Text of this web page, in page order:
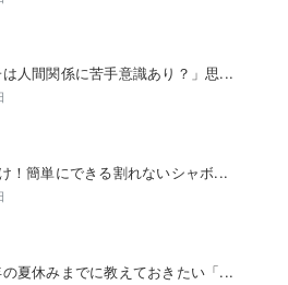
は人間関係に苦手意識あり？」思...
！簡単にできる割れないシャボ...
夏休みまでに教えておきたい「...